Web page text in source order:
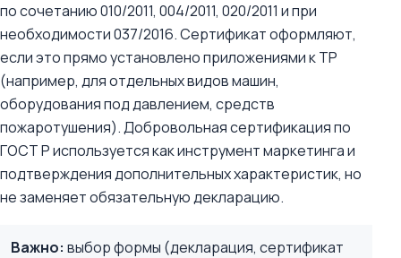
по сочетанию 010/2011, 004/2011, 020/2011 и при
необходимости 037/2016. Сертификат оформляют,
если это прямо установлено приложениями к ТР
(например, для отдельных видов машин,
оборудования под давлением, средств
пожаротушения). Добровольная сертификация по
ГОСТ Р используется как инструмент маркетинга и
подтверждения дополнительных характеристик, но
не заменяет обязательную декларацию.
Важно: выбор формы (декларация, сертификат